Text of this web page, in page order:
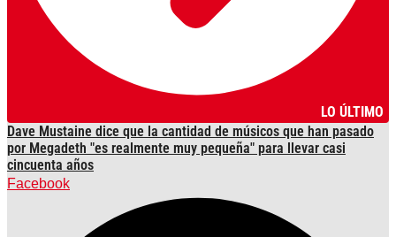
LO ÚLTIMO
Dave Mustaine dice que la cantidad de músicos que han pasado
por Megadeth "es realmente muy pequeña" para llevar casi
cincuenta años
Facebook